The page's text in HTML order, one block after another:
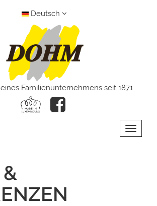
Deutsch
Familienunternehmens seit 1871
Toggle